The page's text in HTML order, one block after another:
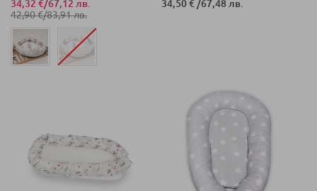
34,32 €/67,12 лв.
42,90 €/83,91 лв.
34,50 € /67,48 лв.